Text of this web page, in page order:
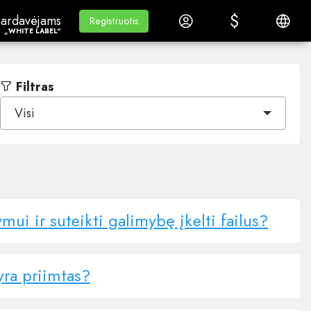
Label“
„WHITE LABEL“
Mokymasis
Mokymasis
Registruotis
Registruotis Prisijungti $
$ Lietuvių
Filtras
Visi
ir suteikti galimybę įkelti failus?
priimtas?